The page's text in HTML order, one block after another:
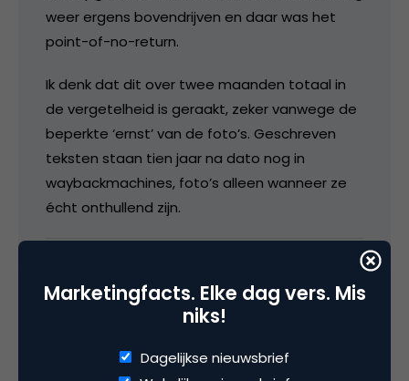
weer ergens bovendrijven en daar was het
point-of-no-return.
Ik denk dat dit over twee maanden totaal in
de vergetelheid is geraakt, zeker vanwege de
beperkte ‘ernst’ van de foto’s. Geschreven
teksten staan tien jaar na dato nog in
waybackmachines, foto’s alleen wanneer ze
écht onthullend zijn.
bierglas
Marketingfacts. Elke dag vers. Mis
niks!
Dagelijkse nieuwsbrief